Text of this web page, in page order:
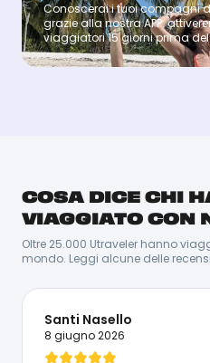
Conoscerai i tuoi compagni
grazie alla nostra APP:
viaggiatori 15 giorni prima
Coach
SANTOS
Da vera persona caraibica
stare in compagnia e
avventure. Essendo nato e
Dominicana, Santos sa
destinazione. Ovviamente
è ballare la salsa! Per lui è
Lingue Parlate:
🇪🇸 Spagnolo - 🇮🇹 Italiano
COSA DICE CHI
VIAGGIATO CON
Oltre 25.000 Utraveler hanno
mondo. Leggi alcune delle
Santi Nasello
8 giugno 2026